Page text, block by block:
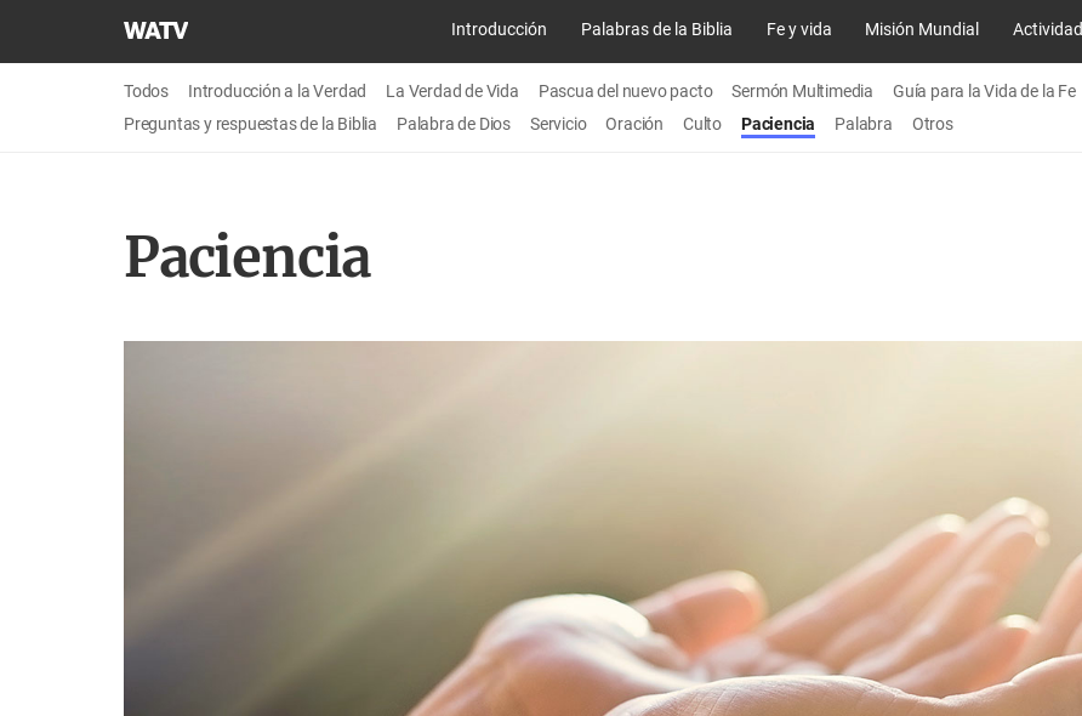
Iglesia
Dios
Sociedad
Introducción Palabras de la Biblia Fe y vida Misión Mundial Actividad
Todos Introducción a la Verdad La Verdad de Vida Pascua del nuevo pacto Sermón Multimedia Guía para la Vida de la Fe
Preguntas y respuestas de la Biblia
Palabra de Dios Servicio Oración Culto Paciencia Palabra Otros
Paciencia